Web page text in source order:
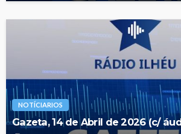
NOTÍCIARIOS
Gazeta, 14 de Abril de 2026 (c/